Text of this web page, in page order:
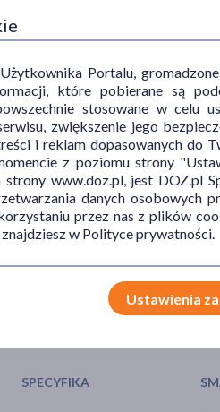
miód o łagodnym,
manuka. To doskonała propozycja
– sprawdza się jako naturalny
poziomie UMF™ 5+.
napojów, śniadań, deserów.
w chłodnym i suchym
porcji. Produkt naturalny,
SPECYFIKA
Portalu,
które pobierane są
stosowane w celu
zwiększenie jego
i reklam dopasowanych do
z poziomu strony
www.doz.pl, jest DOZ.pl
danych osobowych
przez nas z plików
w Polityce prywatności.
Ustawienia